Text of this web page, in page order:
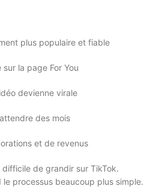
plus populaire et fiable
la page For You
devienne virale
des mois
et de revenus
de grandir sur TikTok.
processus beaucoup plus simple.